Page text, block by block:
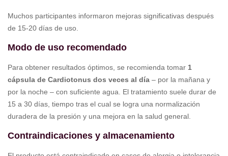
Muchos participantes informaron mejoras significativas después
de 15-20 días de uso.
Modo de uso recomendado
Para obtener resultados óptimos, se recomienda tomar 1
cápsula de Cardiotonus dos veces al día – por la mañana y
por la noche – con suficiente agua. El tratamiento suele durar de
15 a 30 días, tiempo tras el cual se logra una normalización
duradera de la presión y una mejora en la salud general.
Contraindicaciones y almacenamiento